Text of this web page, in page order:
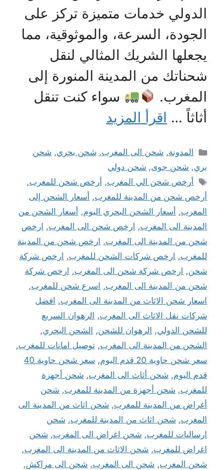
الدولي خدمات متميزة تركز على
الجودة، السرعة، والموثوقية، مما
يجعلها الشريك المثالي لنقل
شحناتك من المدينة المنورة إلى
المغرب.
سواء كنت تنقل
أثاثاً … اقرأ المزيد
التصنيفات
المدونة, شحن الى المغرب, شحن بحري, شحن
بري, شحن جوى, شحن دولي
الوسوم
أرخص شحن الي المغرب, أرخص شحن للمغرب,
أرخص شحن من المدينة للمغرب, أسعار الشحن إلى
المغرب, أسعار الشحن البحري اليوم, أسعار الشحن من
المدينة الى المغرب, ارخص شحن الى المغرب, ارخص
شحن من المدينة الى المغرب, ارخص شحن من المدينة
للمغرب, ارخص شركات الشحن للمغرب, ارخص شركة
شحن, ارخص شركة شحن الى المغرب, ارخص شركة
شحن من المدينة الى المغرب, اسرع شحن للمغرب,
اسعار شحن الاثاث من المدينة الى المغرب, افضل
شركات نقل الاثاث الى المغرب, الرهوان السريع
للشحن الدولي, الرهوان للشحن, الشحن البحري,
الشحن من المدينة الى المغرب, توصيل امانات للمغرب,
سعر شحن حاوية 20 قدم اليوم
,
سعر شحن حاوية 40
قدم اليوم, شحن أثاث الى المغرب, شحن أجهزة
للمغرب, شحن أجهزة من المدينة للمغرب, شحن
أغراض من المدينة للمغرب, شحن اثاث من المدينة الى
المغرب, شحن اثاث من المدينة للمغرب, شحن
ارساليات للمغرب, شحن اغراض الى المغرب, شحن
اغراض للمغرب, شحن الاثاث من المدينة الى المغرب,
شحن المغرب, شحن الى المغرب, شحن الى مراكش,